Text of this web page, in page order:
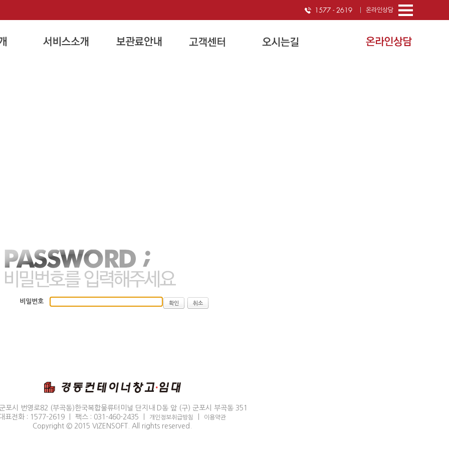
온라인상담
비밀번호 확인 취소
포시 번영로82 (부곡동)한국복합물류터미널 단지내 D동 앞 (구) 군포시 부곡동 351
표전화 : 1577-2619 ㅣ 팩스 : 031-460-2435 ㅣ
개인정보취급방침 이용약관
Copyright © 2015 VIZENSOFT. All rights reserved.